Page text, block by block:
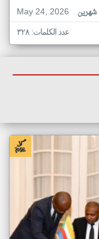
May 24, 2026
شهرين
عدد الكلمات: ٣٢٨